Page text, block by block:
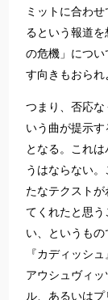
ミットに合わ
るという報道
の危機」につ
す向きもおられ
つまり、否応な
いう曲が提示
となる。これ
うはならない
たなテクスト
てくれたと思
い、というも
『カディッシ
アウシュヴィ
ル、あるいは